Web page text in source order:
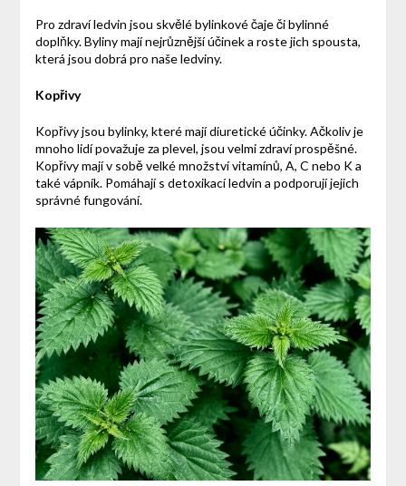
Pro zdraví ledvin jsou skvělé bylinkové čaje či bylinné
doplňky. Byliny mají nejrůznější účinek a roste jich spousta,
která jsou dobrá pro naše ledviny.
Kopřivy
Kopřivy jsou bylinky, které mají diuretické účinky. Ačkoliv je
mnoho lidí považuje za plevel, jsou velmi zdraví prospěšné.
Kopřivy mají v sobě velké množství vitamínů, A, C nebo K a
také vápník. Pomáhají s detoxikací ledvin a podporují jejich
správné fungování.